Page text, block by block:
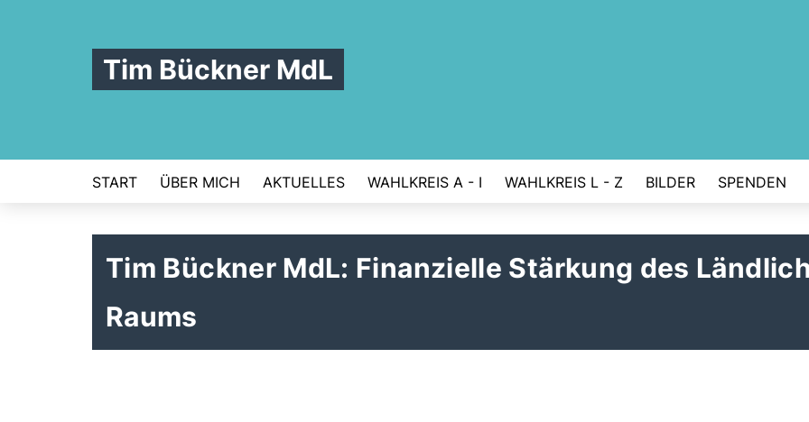
Tim Bückner MdL
START ÜBER MICH AKTUELLES WAHLKREIS A - I WAHLKREIS L - Z BILDER SPENDEN
Tim Bückner MdL: Finanzielle Stärkung des
Raums